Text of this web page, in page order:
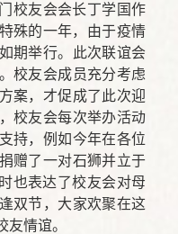
校友会会长丁学国作
殊的一年，由于疫情
期举行。此次联谊会
校友会成员充分考虑
案，才促成了此次迎
校友会每次举办活动
持，例如今年在各位
赠了一对石狮并立于
也表达了校友会对母
双节，大家欢聚在这
情谊。